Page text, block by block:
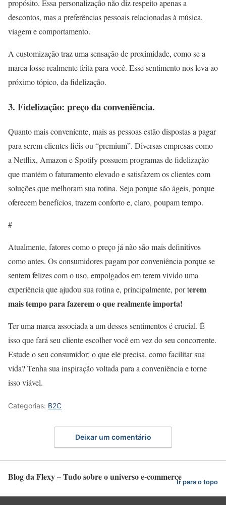
propósito. Essa personalização não diz respeito apenas a
descontos, mas a preferências pessoais relacionadas à música,
viagem e comportamento.
A customização traz uma sensação de proximidade, como se a
marca fosse realmente feita para você. Esse sentimento nos leva ao
próximo tópico, da fidelização.
3. Fidelização: preço da conveniência.
Quanto mais conveniente, mais as pessoas estão dispostas a pagar
para serem clientes fiéis ou “premium”. Diversas empresas como
a Netflix, Amazon e Spotify possuem programas de fidelização
que mantém o faturamento elevado e satisfazem os clientes com
soluções que melhoram sua rotina. Seja porque são ágeis, porque
oferecem benefícios, trazem conforto e, claro, poupam tempo.
#
Atualmente, fatores como o preço já não são mais definitivos
como antes. Os consumidores pagam por conveniência porque se
sentem felizes com o uso, empolgados em terem vivido uma
experiência que ajudou sua rotina e, principalmente, por terem
mais tempo para fazerem o que realmente importa!
Ter uma marca associada a um desses sentimentos é crucial. É
isso que fará seu cliente escolher você em vez do seu concorrente.
Estude o seu consumidor: o que ele precisa, como facilitar sua
vida? Tenha sua inspiração voltada para a conveniência e torne
isso viável.
Categorias: B2C
Deixar um comentário
Blog da Flexy – Tudo sobre o universo e-commerceIr para o topo